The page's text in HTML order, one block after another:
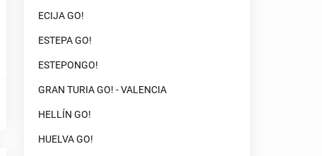
ECIJA GO!
ESTEPA GO!
ESTEPONGO!
GRAN TURIA GO! - VALENCIA
HELLÍN GO!
HUELVA GO!